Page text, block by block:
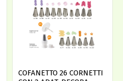
COFANETTO 26 CORNETTI